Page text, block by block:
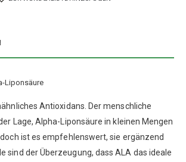
Liponsäure
Antioxidans. Der menschliche
Lage, Alpha-Liponsäure in kleinen Mengen
ist es empfehlenswert, sie ergänzend
sind der Überzeugung, dass ALA das ideale